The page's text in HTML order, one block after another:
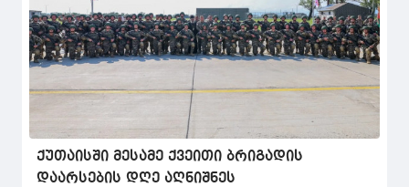
ქუთაისში მესამე ქვეითი ბრიგადის
დაარსების დღე აღნიშნეს